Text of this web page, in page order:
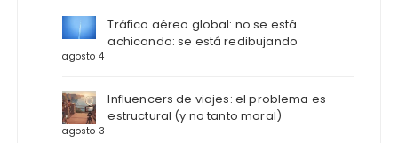
Tráfico aéreo global: no se está
achicando: se está redibujando
agosto 4
Influencers de viajes: el problema es
estructural (y no tanto moral)
agosto 3